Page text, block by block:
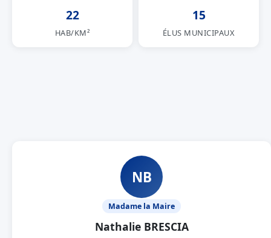
22
HAB/KM²
15
ÉLUS MUNICIPAUX
NB
Madame la Maire
Nathalie BRESCIA